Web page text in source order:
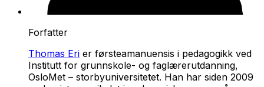
Forfatter
Thomas Eri er førsteamanuensis i pedagogikk ved
Institutt for grunnskole- og faglærerutdanning,
OsloMet – storbyuniversitetet. Han har siden 2009